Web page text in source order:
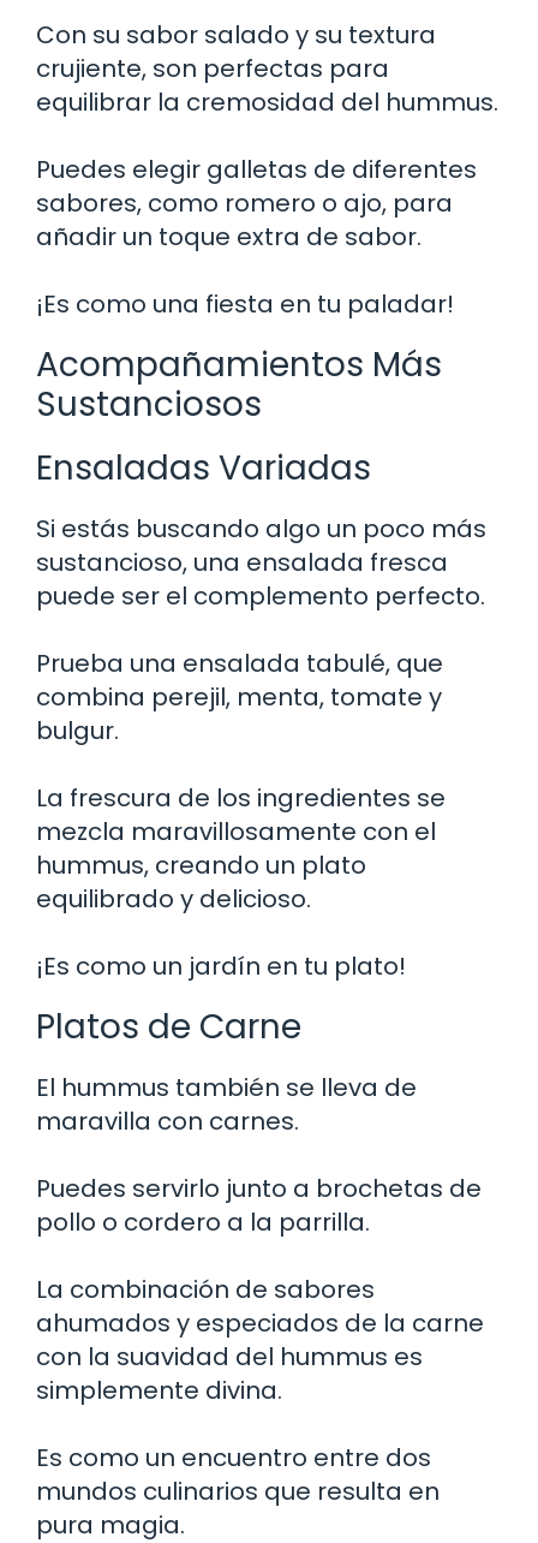
Con su sabor salado y su textura
crujiente, son perfectas para
equilibrar la cremosidad del hummus.
Puedes elegir galletas de diferentes
sabores, como romero o ajo, para
añadir un toque extra de sabor.
¡Es como una fiesta en tu paladar!
Acompañamientos Más
Sustanciosos
Ensaladas Variadas
Si estás buscando algo un poco más
sustancioso, una ensalada fresca
puede ser el complemento perfecto.
Prueba una ensalada tabulé, que
combina perejil, menta, tomate y
bulgur.
La frescura de los ingredientes se
mezcla maravillosamente con el
hummus, creando un plato
equilibrado y delicioso.
¡Es como un jardín en tu plato!
Platos de Carne
El hummus también se lleva de
maravilla con carnes.
Puedes servirlo junto a brochetas de
pollo o cordero a la parrilla.
La combinación de sabores
ahumados y especiados de la carne
con la suavidad del hummus es
simplemente divina.
Es como un encuentro entre dos
mundos culinarios que resulta en
pura magia.